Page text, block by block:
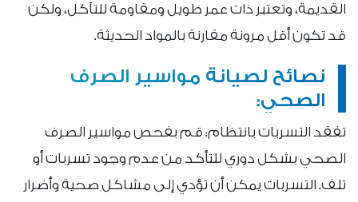
القديمة، وتعتبر ذات عمر طويل ومقاومة للتآكل، ولكن
قد تكون أقل مرونة مقارنة بالمواد الحديثة.
نصائح لصيانة مواسير الصرف
الصحي:
تفقد التسربات بانتظام: قم بفحص مواسير الصرف
الصحي بشكل دوري للتأكد من عدم وجود تسربات أو
تلف. التسربات يمكن أن تؤدي إلى مشاكل صحية وأضرار